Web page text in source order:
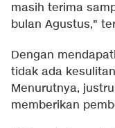
masih terima
bulan Agustus,"
Dengan
tidak ada
Menurutnya,
memberikan